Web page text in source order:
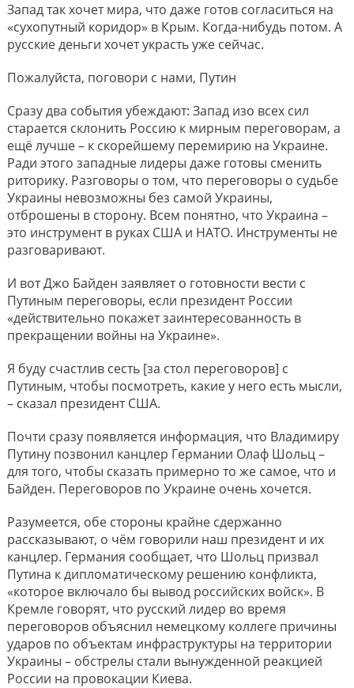
Запад так хочет мира, что даже готов согласиться на
«сухопутный коридор» в Крым. Когда-нибудь потом. А
русские деньги хочет украсть уже сейчас.
Пожалуйста, поговори с нами, Путин
Сразу два события убеждают: Запад изо всех сил
старается склонить Россию к мирным переговорам, а
ещё лучше – к скорейшему перемирию на Украине.
Ради этого западные лидеры даже готовы сменить
риторику. Разговоры о том, что переговоры о судьбе
Украины невозможны без самой Украины,
отброшены в сторону. Всем понятно, что Украина –
это инструмент в руках США и НАТО. Инструменты не
разговаривают.
И вот Джо Байден заявляет о готовности вести с
Путиным переговоры, если президент России
«действительно покажет заинтересованность в
прекращении войны на Украине».
Я буду счастлив сесть [за стол переговоров] с
Путиным, чтобы посмотреть, какие у него есть мысли,
– сказал президент США.
Почти сразу появляется информация, что Владимиру
Путину позвонил канцлер Германии Олаф Шольц –
для того, чтобы сказать примерно то же самое, что и
Байден. Переговоров по Украине очень хочется.
Разумеется, обе стороны крайне сдержанно
рассказывают, о чём говорили наш президент и их
канцлер. Германия сообщает, что Шольц призвал
Путина к дипломатическому решению конфликта,
«которое включало бы вывод российских войск». В
Кремле говорят, что русский лидер во время
переговоров объяснил немецкому коллеге причины
ударов по объектам инфраструктуры на территории
Украины – обстрелы стали вынужденной реакцией
России на провокации Киева.